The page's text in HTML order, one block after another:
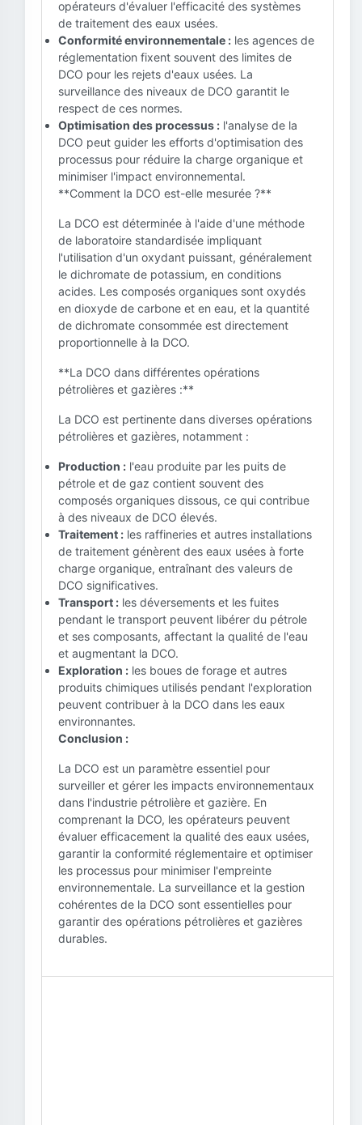
opérateurs d'évaluer l'efficacité des systèmes
de traitement des eaux usées.
Conformité environnementale : les agences de
réglementation fixent souvent des limites de
DCO pour les rejets d'eaux usées. La
surveillance des niveaux de DCO garantit le
respect de ces normes.
Optimisation des processus : l'analyse de la
DCO peut guider les efforts d'optimisation des
processus pour réduire la charge organique et
minimiser l'impact environnemental.
**Comment la DCO est-elle mesurée ?**
La DCO est déterminée à l'aide d'une méthode
de laboratoire standardisée impliquant
l'utilisation d'un oxydant puissant, généralement
le dichromate de potassium, en conditions
acides. Les composés organiques sont oxydés
en dioxyde de carbone et en eau, et la quantité
de dichromate consommée est directement
proportionnelle à la DCO.
**La DCO dans différentes opérations
pétrolières et gazières :**
La DCO est pertinente dans diverses opérations
pétrolières et gazières, notamment :
Production : l'eau produite par les puits de
pétrole et de gaz contient souvent des
composés organiques dissous, ce qui contribue
à des niveaux de DCO élevés.
Traitement : les raffineries et autres installations
de traitement génèrent des eaux usées à forte
charge organique, entraînant des valeurs de
DCO significatives.
Transport : les déversements et les fuites
pendant le transport peuvent libérer du pétrole
et ses composants, affectant la qualité de l'eau
et augmentant la DCO.
Exploration : les boues de forage et autres
produits chimiques utilisés pendant l'exploration
peuvent contribuer à la DCO dans les eaux
environnantes.
Conclusion :
La DCO est un paramètre essentiel pour
surveiller et gérer les impacts environnementaux
dans l'industrie pétrolière et gazière. En
comprenant la DCO, les opérateurs peuvent
évaluer efficacement la qualité des eaux usées,
garantir la conformité réglementaire et optimiser
les processus pour minimiser l'empreinte
environnementale. La surveillance et la gestion
cohérentes de la DCO sont essentielles pour
garantir des opérations pétrolières et gazières
durables.